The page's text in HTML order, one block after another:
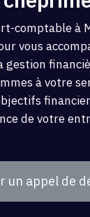
comptable à
vous
gestion
à votre
de votre
un appel de